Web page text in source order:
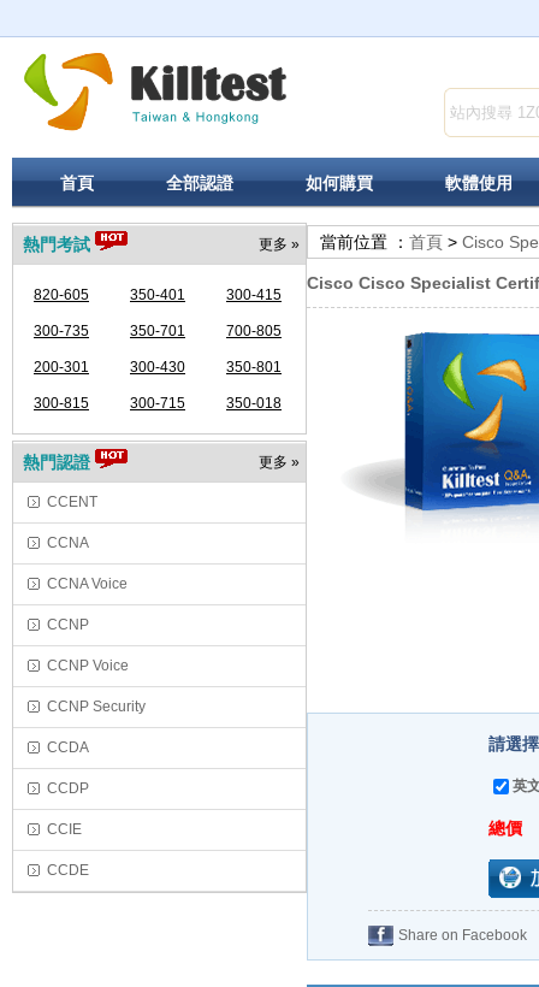
首頁 全部認證 如何購買 軟體使用
更多 »
熱門考試
820-605 350-401 300-415
300-735 350-701 700-805
200-301 300-430 350-801
300-815 300-715 350-018
更多 »
熱門認證
CCENT
CCNA
CCNA Voice
CCNP
CCNP Voice
CCNP Security
CCDA
CCDP
CCIE
CCDE
當前位置 ： 首頁 > Cisco
Cisco Cisco Specialist
請選
英
總價
Share on Facebook